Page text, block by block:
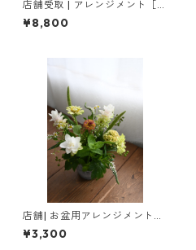
店舗受取 | アレンジメント［ L
］
¥8,800
店舗| お盆用アレンジメント［
S ］
¥3,300